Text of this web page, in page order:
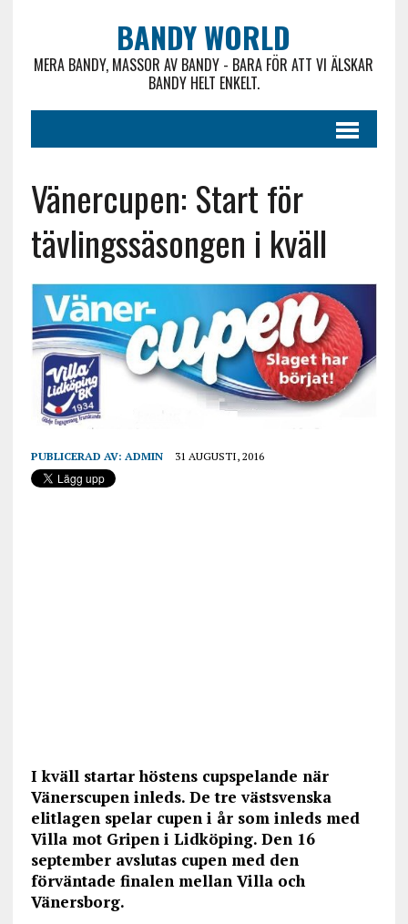
BANDY WORLD
MERA BANDY, MASSOR AV BANDY - BARA FÖR ATT VI ÄLSKAR
BANDY HELT ENKELT.
Vänercupen: Start för
tävlingssäsongen i kväll
PUBLICERAD AV: ADMIN 31 AUGUSTI, 2016
I kväll startar höstens cupspelande när
Vänerscupen inleds. De tre västsvenska
elitlagen spelar cupen i år som inleds med
Villa mot Gripen i Lidköping. Den 16
september avslutas cupen med den
förväntade finalen mellan Villa och
Vänersborg.